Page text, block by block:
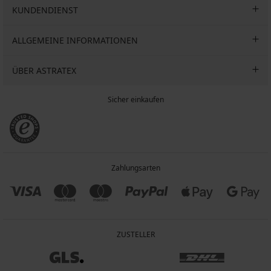
KUNDENDIENST
ALLGEMEINE INFORMATIONEN
ÜBER ASTRATEX
Sicher einkaufen
Zahlungsarten
ZUSTELLER